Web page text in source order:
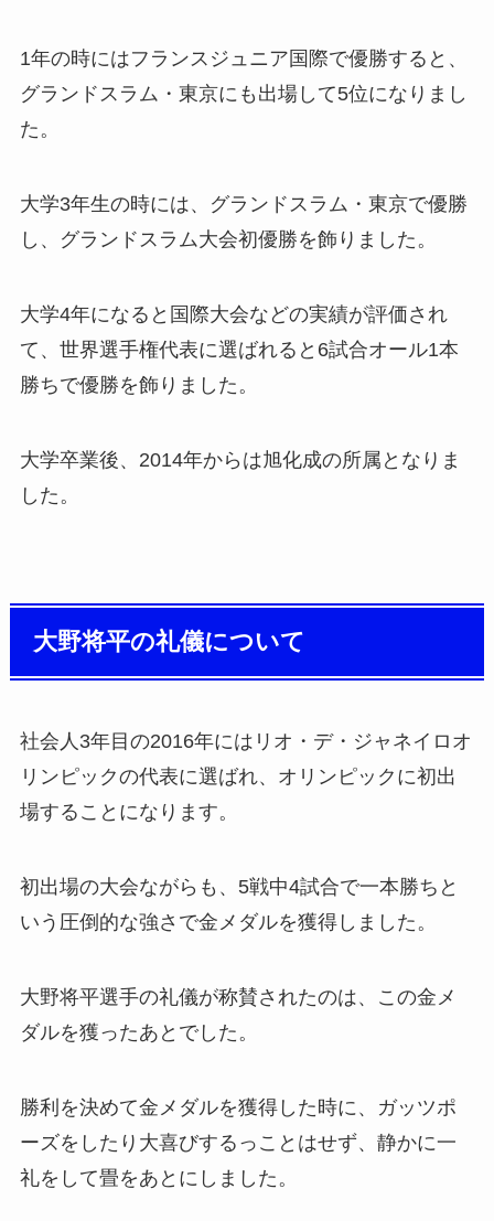
1年の時にはフランスジュニア国際で優勝すると、
グランドスラム・東京にも出場して5位になりまし
た。
大学3年生の時には、グランドスラム・東京で優勝
し、グランドスラム大会初優勝を飾りました。
大学4年になると国際大会などの実績が評価され
て、世界選手権代表に選ばれると6試合オール1本
勝ちで優勝を飾りました。
大学卒業後、2014年からは旭化成の所属となりま
した。
大野将平の礼儀について
社会人3年目の2016年にはリオ・デ・ジャネイロオ
リンピックの代表に選ばれ、オリンピックに初出
場することになります。
初出場の大会ながらも、5戦中4試合で一本勝ちと
いう圧倒的な強さで金メダルを獲得しました。
大野将平選手の礼儀が称賛されたのは、この金メ
ダルを獲ったあとでした。
勝利を決めて金メダルを獲得した時に、ガッツポ
ーズをしたり大喜びするっことはせず、静かに一
礼をして畳をあとにしました。